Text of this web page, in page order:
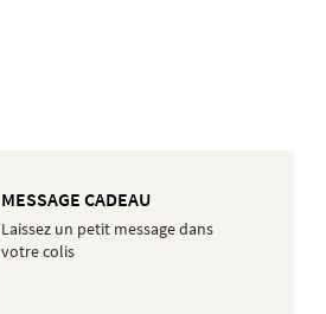
MESSAGE CADEAU
Laissez un petit message dans
votre colis